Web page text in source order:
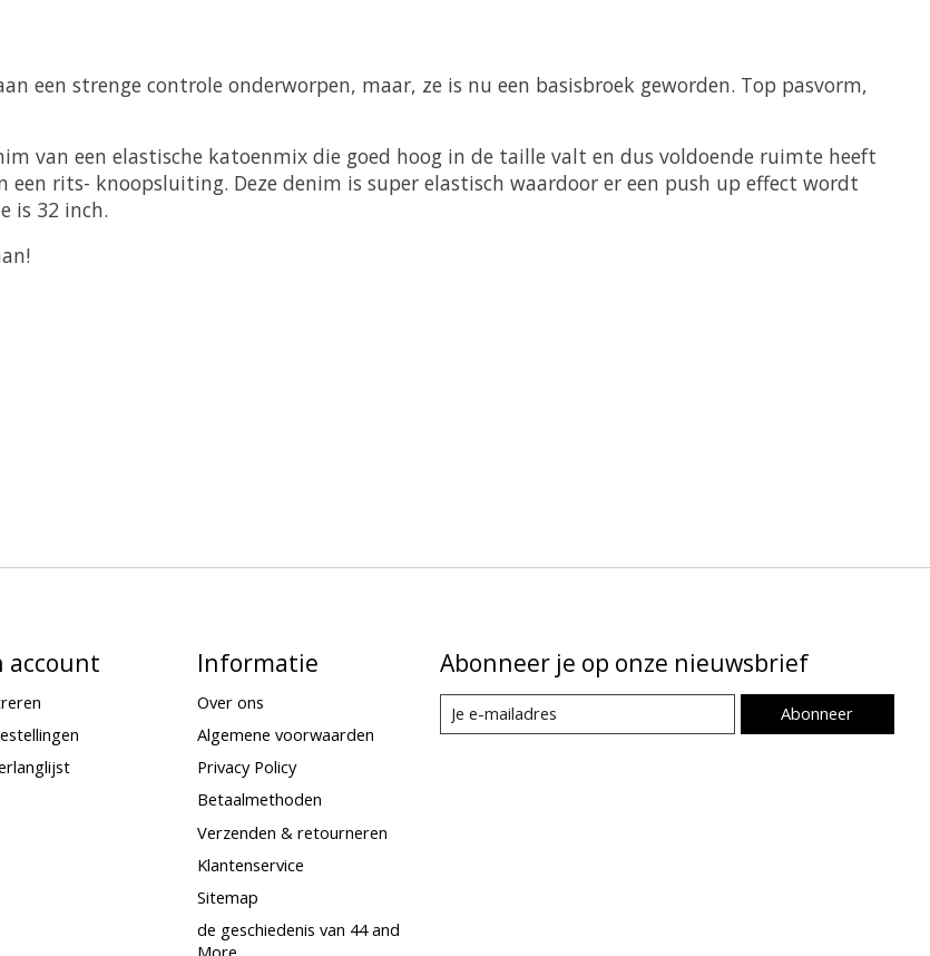
een strenge controle onderworpen, maar, ze is nu een basisbroek geworden. Top pasvorm,
van een elastische katoenmix die goed hoog in de taille valt en dus voldoende ruimte heeft
rits- knoopsluiting. Deze denim is super elastisch waardoor er een push up effect wordt
is 32 inch.
account Informatie
Over ons
Algemene voorwaarden
Privacy Policy
Betaalmethoden
Verzenden & retourneren
Klantenservice
Sitemap
de geschiedenis van 44 and
Abonneer je op onze nieuwsbrief
Abonneer